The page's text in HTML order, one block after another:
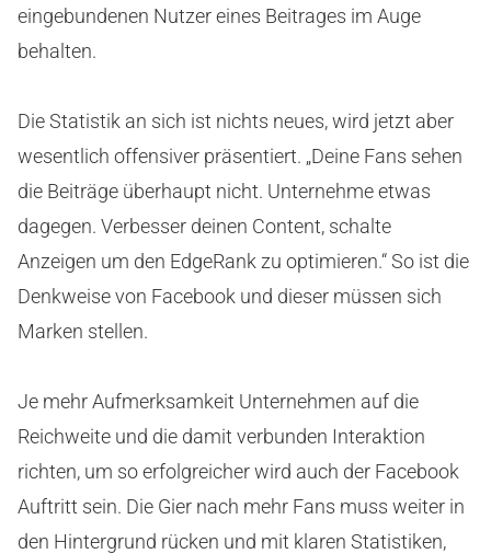
eingebundenen Nutzer eines Beitrages im Auge
behalten.
Die Statistik an sich ist nichts neues, wird jetzt aber
wesentlich offensiver präsentiert. „Deine Fans sehen
die Beiträge überhaupt nicht. Unternehme etwas
dagegen. Verbesser deinen Content, schalte
Anzeigen um den EdgeRank zu optimieren.“ So ist die
Denkweise von Facebook und dieser müssen sich
Marken stellen.
Je mehr Aufmerksamkeit Unternehmen auf die
Reichweite und die damit verbunden Interaktion
richten, um so erfolgreicher wird auch der Facebook
Auftritt sein. Die Gier nach mehr Fans muss weiter in
den Hintergrund rücken und mit klaren Statistiken,